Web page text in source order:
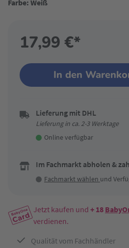
Farbe: Weiß
17,99 €*
In den
Lieferung mit DHL
Lieferung in ca. 2-3 Werktage
Online verfügbar
Im Fachmarkt abholen &
Fachmarkt wählen und
Jetzt kaufen und + 18
verdienen.
Qualität vom Fachhändler